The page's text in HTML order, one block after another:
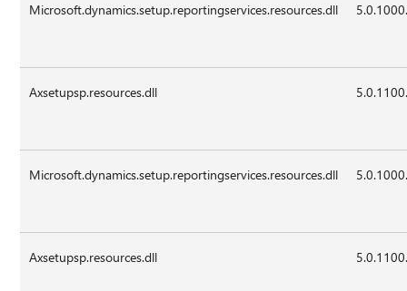
Microsoft.dynamics.setup.reportingservices.resources.dll
Axsetupsp.resources.dll
Microsoft.dynamics.setup.reportingservices.resources.dll
Axsetupsp.resources.dll